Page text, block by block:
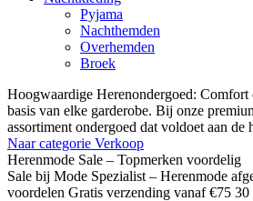
Pyjama
Nachthemden
Overhemden
Broek
Hoogwaardige Herenondergoed:
basis van elke garderobe. Bij onze
assortiment ondergoed dat voldoet aan de
Naar categorie Verkoop
Herenmode Sale – Topmerken voordelig
Sale bij Mode Spezialist – Herenmode
voordelen Gratis verzending vanaf €75 30